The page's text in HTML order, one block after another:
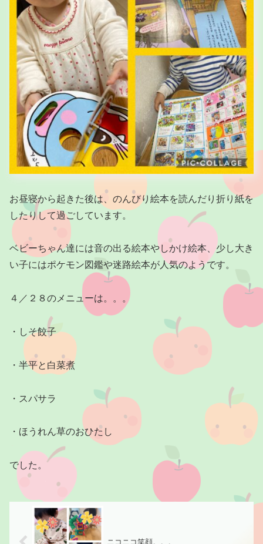
お昼寝から起きた後は、のんびり絵本を読んだり折り紙を
したりして過ごしています。
ベビーちゃん達には音の出る絵本やしかけ絵本、少し大き
い子にはポケモン図鑑や迷路絵本が人気のようです。
４／２８のメニューは。。。
・しそ餃子
・半平と白菜煮
・スパサラ
・ほうれん草のおひたし
でした。
ニコニコ笑顔。。。